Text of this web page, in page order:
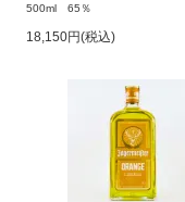
500ml 65％
18,150円(税込)